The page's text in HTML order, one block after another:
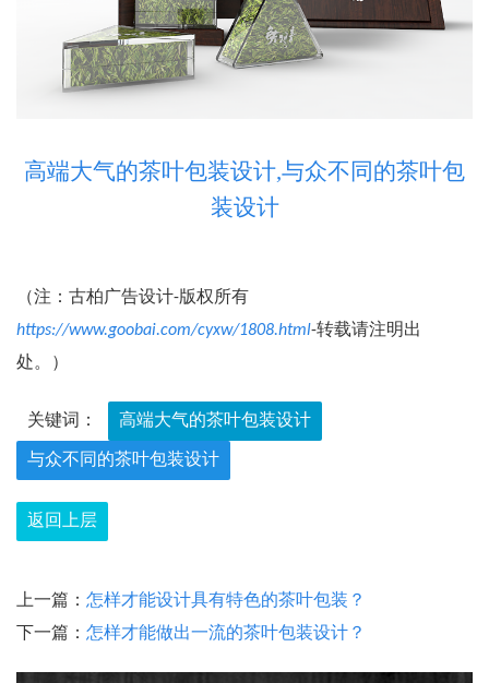
高端大气的茶叶包装设计,与众不同的茶叶包
装设计
（注：古柏广告设计-版权所有
https://www.goobai.com/cyxw/1808.html-转载请注明出
处。）
关键词： 高端大气的茶叶包装设计
与众不同的茶叶包装设计
返回上层
上一篇： 怎样才能设计具有特色的茶叶包装？
下一篇： 怎样才能做出一流的茶叶包装设计？